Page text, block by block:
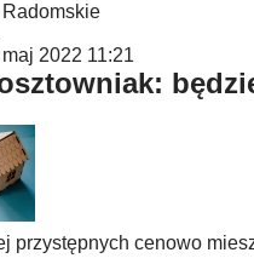
Radomskie
2022 11:21
przystępnych cenowo